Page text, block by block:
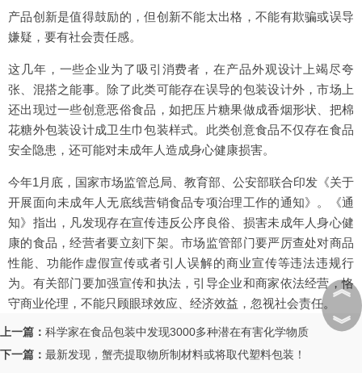
产品创新是值得鼓励的，但创新不能太出格，不能有欺骗或误导
嫌疑，要有社会责任感。
这几年，一些企业为了吸引消费者，在产品外观设计上竭尽夸
张、混搭之能事。除了此类可能存在误导的包装设计外，市场上
还出现过一些创意恶俗食品，如把压片糖果做成香烟形状、把棉
花糖外包装设计成卫生巾包装样式。此类创意食品不仅存在食品
安全隐患，还可能对未成年人造成身心健康损害。
今年1月底，国家市场监管总局、教育部、公安部联合印发《关于
开展面向未成年人无底线营销食品专项治理工作的通知》。《通
知》指出，凡发现存在宣传违反公序良俗、损害未成年人身心健
康的食品，经营者要立刻下架。市场监管部门要严厉查处对商品
性能、功能作虚假宣传或者引人误解的商业宣传等违法违规行
为。有关部门要加强宣传和执法，引导企业和商家依法经营，恪
守商业伦理，不能只顾眼球效应、经济效益，忽视社会责任。
上一篇： 科学家在食品包装中发现3000多种潜在有害化学物质
下一篇： 最新发现，蟹壳提取物所制材料或将取代塑料包装！
︽
︾